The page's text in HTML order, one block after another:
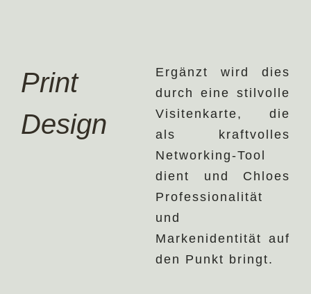
Print
Design
Ergänzt wird dies
durch eine stilvolle
Visitenkarte, die
als kraftvolles
Networking-Tool
dient und Chloes
Professionalität
und
Markenidentität auf
den Punkt bringt.